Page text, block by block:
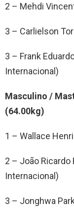
2 – Mehdi
3 – Carlielson
3 – Frank
Internacional)
Masculino /
(64.00kg)
1 – Wallace
2 – João Ricardo
Internacional)
3 – Jonghwa